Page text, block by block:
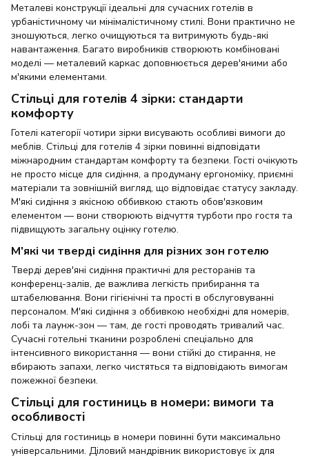
Металеві конструкції ідеальні для сучасних готелів в
урбаністичному чи мінімалістичному стилі. Вони практично не
зношуються, легко очищуються та витримують будь-які
навантаження. Багато виробників створюють комбіновані
моделі — металевий каркас доповнюється дерев'яними або
м'якими елементами.
Стільці для готелів 4 зірки: стандарти
комфорту
Готелі категорії чотири зірки висувають особливі вимоги до
меблів. Стільці для готелів 4 зірки повинні відповідати
міжнародним стандартам комфорту та безпеки. Гості очікують
не просто місце для сидіння, а продуману ергономіку, приємні
матеріали та зовнішній вигляд, що відповідає статусу закладу.
М'які сидіння з якісною оббивкою стають обов'язковим
елементом — вони створюють відчуття турботи про гостя та
підвищують загальну оцінку готелю.
М'які чи тверді сидіння для різних зон готелю
Тверді дерев'яні сидіння практичні для ресторанів та
конференц-залів, де важлива легкість прибирання та
штабелювання. Вони гігієнічні та прості в обслуговуванні
персоналом. М'які сидіння з оббивкою необхідні для номерів,
лобі та лаунж-зон — там, де гості проводять тривалий час.
Сучасні готельні тканини розроблені спеціально для
інтенсивного використання — вони стійкі до стирання, не
вбирають запахи, легко чистяться та відповідають вимогам
пожежної безпеки.
Стільці для гостиниць в номери: вимоги та
особливості
Стільці для гостиниць в номери повинні бути максимально
універсальними. Діловий мандрівник використовує їх для